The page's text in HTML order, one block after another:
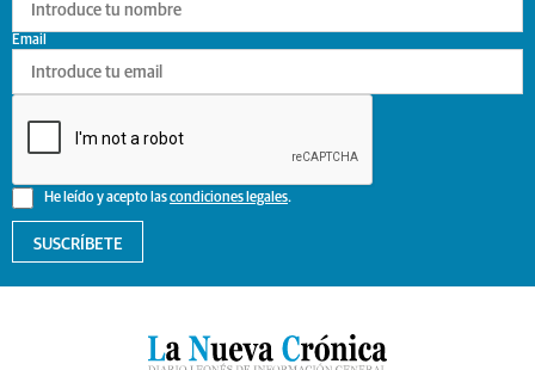
He leído y acepto lascondiciones legales.
Email
SUSCRÍBETE